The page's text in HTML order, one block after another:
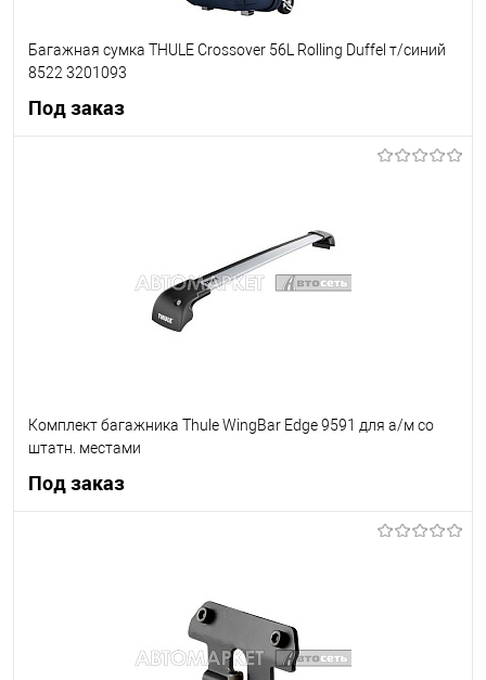
Багажная сумка THULE Crossover 56L Rolling Duffel т/синий
8522 3201093
Под заказ
Недоступно
Комплект багажника Thule WingBar Edge 9591 для а/м со
штатн. местами
Под заказ